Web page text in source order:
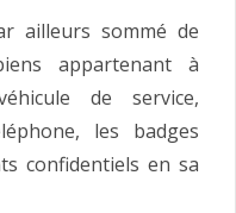
ailleurs sommé de
appartenant à
de service,
les badges
confidentiels en sa